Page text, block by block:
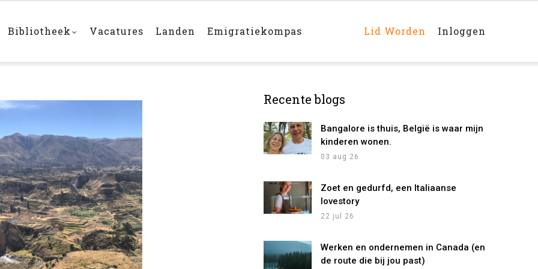
Bibliotheek Vacatures Landen Emigratiekompas
Main
rechts
Lid Worden Inloggen
Recente blogs
Bangalore is thuis, België is waar mijn
kinderen wonen.
03 aug 26
Zoet en gedurfd, een Italiaanse
lovestory
22 jul 26
Werken en ondernemen in Canada (en
de route die bij jou past)